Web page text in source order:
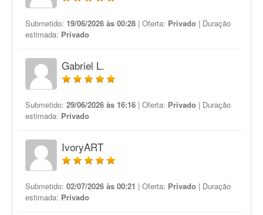
Submetido: 19/06/2026 às 00:28 | Oferta: Privado | Duração
estimada: Privado
Gabriel L.
Submetido: 29/06/2026 às 16:16 | Oferta: Privado | Duração
estimada: Privado
IvoryART
Submetido: 02/07/2026 às 00:21 | Oferta: Privado | Duração
estimada: Privado